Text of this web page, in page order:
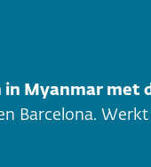
in Myanmar met
Barcelona. Werkt